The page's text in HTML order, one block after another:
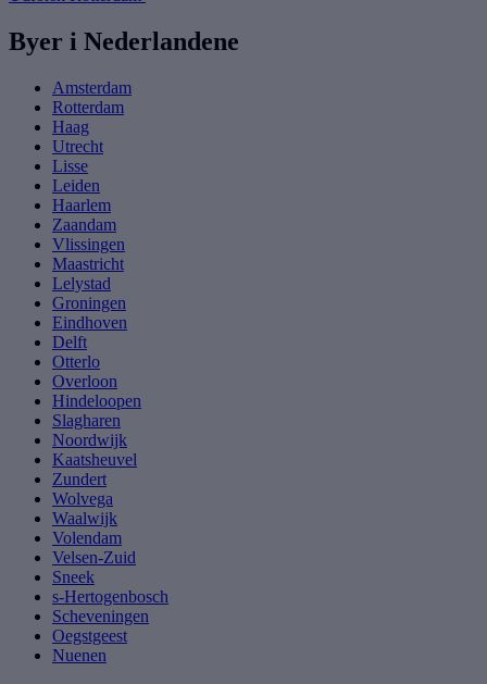
Byer i Nederlandene
Amsterdam
Rotterdam
Haag
Utrecht
Lisse
Leiden
Haarlem
Zaandam
Vlissingen
Maastricht
Lelystad
Groningen
Eindhoven
Delft
Otterlo
Overloon
Hindeloopen
Slagharen
Noordwijk
Kaatsheuvel
Zundert
Wolvega
Waalwijk
Volendam
Velsen-Zuid
Sneek
s-Hertogenbosch
Scheveningen
Oegstgeest
Nuenen